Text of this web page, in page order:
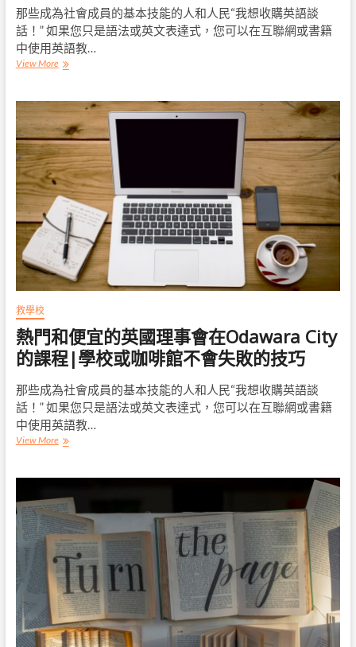
選
擇
學
校
和
那些成為社會成員的基本技能的人和人民“我想收購英語談
話！” 如果您只是語法或英文表達式，您可以在互聯網或書籍
中使用英語教…
View More頂
熱
門
廉
價
的
Rinomi
英
語
理
事
會
測
試
15
|
沒
學
校
或
咖
啡
失
的
提
示
救學校
熱門和便宜的英國理事會在Odawara City
的課程|學校或咖啡館不會失敗的技巧
那些成為社會成員的基本技能的人和人民“我想收購英語談
話！” 如果您只是語法或英文表達式，您可以在互聯網或書籍
中使用英語教…
View More熱
宜
的
英
國
理
會
在
Odawara
City
的